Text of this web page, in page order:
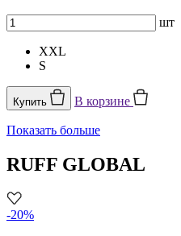
шт
XXL
S
Купить В корзине
Показать больше
RUFF GLOBAL
-20%